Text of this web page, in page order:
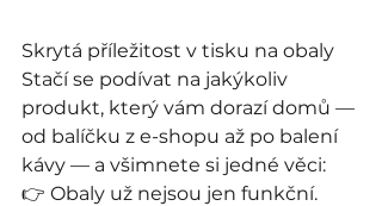
Skrytá příležitost v tisku na obaly
Stačí se podívat na jakýkoliv
produkt, který vám dorazí domů —
od balíčku z e-shopu až po balení
kávy — a všimnete si jedné věci:
👉 Obaly už nejsou jen funkční.